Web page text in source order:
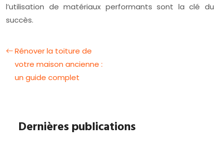
l’utilisation de matériaux performants sont la clé du
succès.
Rénover la toiture de
votre maison ancienne :
un guide complet
Dernières publications